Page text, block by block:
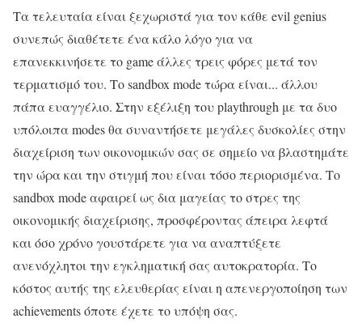
Τα τελευταία είναι ξεχωριστά για τον κάθε evil genius
συνεπώς διαθέτετε ένα κάλο λόγο για να
επανεκκινήσετε το game άλλες τρεις φόρες μετά τον
τερματισμό του. Το sandbox mode τώρα είναι... άλλου
πάπα ευαγγέλιο. Στην εξέλιξη του playthrough με τα δυο
υπόλοιπα modes θα συναντήσετε μεγάλες δυσκολίες στην
διαχείριση των οικονομικών σας σε σημείο να βλαστημάτε
την ώρα και την στιγμή που είναι τόσο περιορισμένα. Το
sandbox mode αφαιρεί ως δια μαγείας το στρες της
οικονομικής διαχείρισης, προσφέροντας άπειρα λεφτά
και όσο χρόνο γουστάρετε για να αναπτύξετε
ανενόχλητοι την εγκληματική σας αυτοκρατορία. Το
κόστος αυτής της ελευθερίας είναι η απενεργοποίηση των
achievements όποτε έχετε το υπόψη σας.